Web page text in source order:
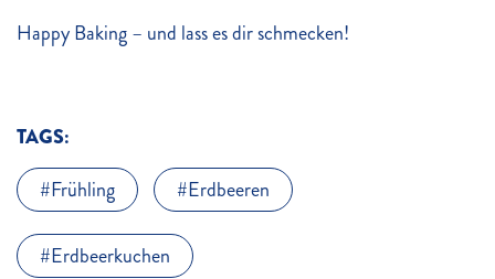
Happy Baking – und lass es dir schmecken!
TAGS:
Frühling
Erdbeeren
Erdbeerkuchen